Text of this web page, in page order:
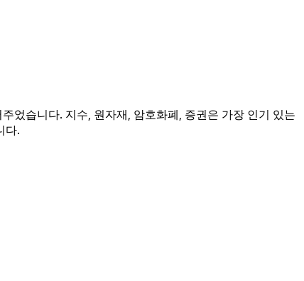
었습니다. 지수, 원자재, 암호화폐, 증권은 가장 인기 있는
다.